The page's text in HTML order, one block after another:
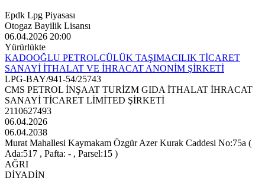
Epdk Lpg Piyasası
Otogaz Bayilik Lisansı
06.04.2026 20:00
Yürürlükte
KADOOĞLU PETROLCÜLÜK TAŞIMACILIK TİCARET
SANAYİ İTHALAT VE İHRACAT ANONİM ŞİRKETİ
LPG-BAY/941-54/25743
CMS PETROL İNŞAAT TURİZM GIDA İTHALAT İHRACAT
SANAYİ TİCARET LİMİTED ŞİRKETİ
2110627493
06.04.2026
06.04.2038
Murat Mahallesi Kaymakam Özgür Azer Kurak Caddesi No:75a (
Ada:517 , Pafta: - , Parsel:15 )
AĞRI
DİYADİN